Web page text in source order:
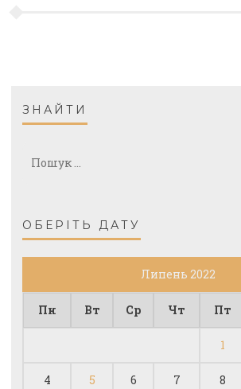
ЗНАЙТИ
ОБЕРІТЬ ДАТУ
Липень 2022
Пн Вт Ср Чт Пт
1
4 5 6 7 8